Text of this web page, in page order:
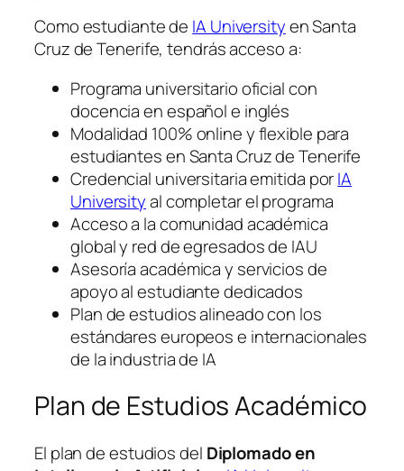
Como estudiante de IA Universityen Santa
Cruz de Tenerife, tendrás acceso a:
Programa universitario oficial con
docencia en español e inglés
Modalidad 100% online y flexible para
estudiantes en Santa Cruz de Tenerife
Credencial universitaria emitida porIA
Universityal completar el programa
Acceso a la comunidad académica
global y red de egresados de IAU
Asesoría académica y servicios de
apoyo al estudiante dedicados
Plan de estudios alineado con los
estándares europeos e internacionales
de la industria de IA
Plan de Estudios Académico
El plan de estudios del Diplomado en